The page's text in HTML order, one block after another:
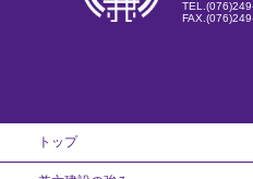
TEL.
トップ